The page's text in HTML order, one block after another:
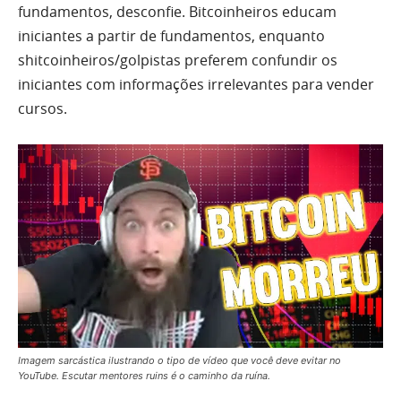
fundamentos, desconfie. Bitcoinheiros educam
iniciantes a partir de fundamentos, enquanto
shitcoinheiros/golpistas preferem confundir os
iniciantes com informações irrelevantes para vender
cursos.
Imagem sarcástica ilustrando o tipo de vídeo que você deve evitar no
YouTube. Escutar mentores ruins é o caminho da ruína.